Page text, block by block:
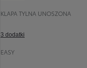
PoprzedniNastępny
KLAPA TYLNA UNOSZONA
3 dodatki
EASY